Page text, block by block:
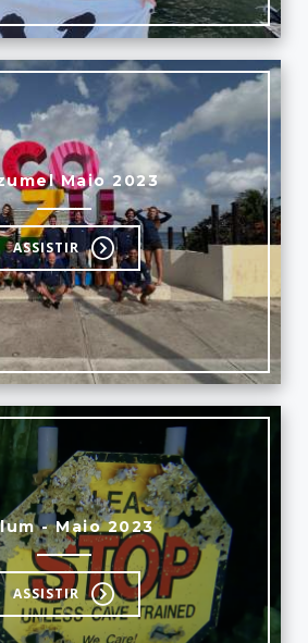
Maio 2023
ASSISTIR
- Maio 2023
ASSISTIR